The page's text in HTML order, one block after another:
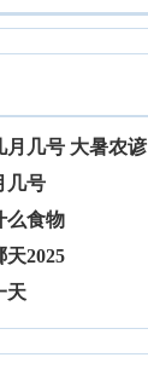
月几号 大暑农谚
几号
么食物
2025
天